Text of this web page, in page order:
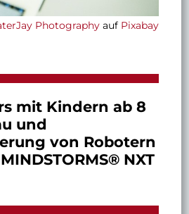
Photographyauf Pixabay
mit Kindern ab 8
und
von Robotern
NXT